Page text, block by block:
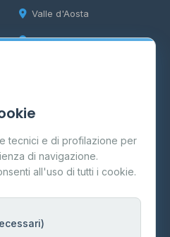
Valle d'Aosta
Veneto
tecnici e di profilazione per
di navigazione.
all'uso di tutti i cookie.